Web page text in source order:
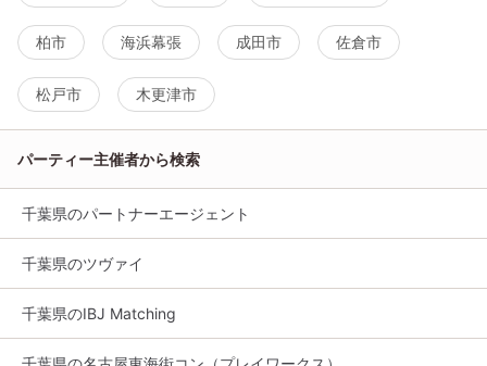
柏市 海浜幕張 成田市 佐倉市
松戸市 木更津市
パーティー主催者から検索
千葉県のパートナーエージェント
千葉県のツヴァイ
千葉県のIBJ Matching